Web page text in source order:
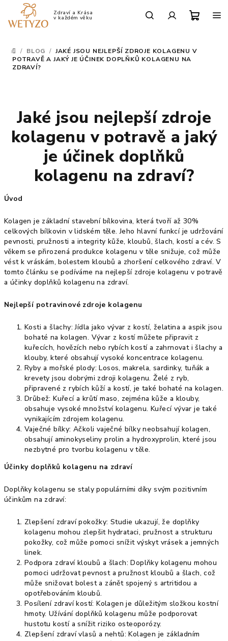
obsah
DOMŮ
/ BLOG / JAKÉ JSOU NEJLEPŠÍ ZDROJE KOLAGENU V
POTRAVĚ A JAKÝ JE ÚČINEK DOPLŇKŮ KOLAGENU NA
ZDRAVÍ?
Jaké jsou nejlepší zdroje
kolagenu v potravě a jaký
je účinek doplňků
kolagenu na zdraví?
Úvod
Kolagen je základní stavební bílkovina, která tvoří až 30%
celkových bílkovin v lidském těle. Jeho hlavní funkcí je udržování
pevnosti, pružnosti a integrity kůže, kloubů, šlach, kostí a cév. S
věkem se přirozená produkce kolagenu v těle snižuje, což může
vést k vráskám, bolestem kloubů a zhoršení celkového zdraví. V
tomto článku se podíváme na nejlepší zdroje kolagenu v potravě
a účinky doplňků kolagenu na zdraví.
Nejlepší potravinové zdroje kolagenu
Kosti a šlachy: Jídla jako vývar z kostí, želatina a aspik jsou
bohaté na kolagen. Vývar z kostí můžete připravit z
kuřecích, hovězích nebo rybích kostí a zahrnovat i šlachy a
klouby, které obsahují vysoké koncentrace kolagenu.
Ryby a mořské plody: Losos, makrela, sardinky, tuňák a
krevety jsou dobrými zdroji kolagenu. Želé z ryb,
připravené z rybích kůží a kostí, je také bohaté na kolagen.
Drůbež: Kuřecí a krůtí maso, zejména kůže a klouby,
obsahuje vysoké množství kolagenu. Kuřecí vývar je také
vynikajícím zdrojem kolagenu.
Vaječné bílky: Ačkoli vaječné bílky neobsahují kolagen,
obsahují aminokyseliny prolin a hydroxyprolin, které jsou
nezbytné pro tvorbu kolagenu v těle.
Účinky doplňků kolagenu na zdraví
Doplňky kolagenu se staly populárními díky svým pozitivním
účinkům na zdraví:
Zlepšení zdraví pokožky: Studie ukazují, že doplňky
kolagenu mohou zlepšit hydrataci, pružnost a strukturu
pokožky, což může pomoci snížit výskyt vrásek a jemných
linek.
Podpora zdraví kloubů a šlach: Doplňky kolagenu mohou
pomoci udržovat pevnost a pružnost kloubů a šlach, což
může snižovat bolest a zánět spojený s artritidou a
opotřebováním kloubů.
Posílení zdraví kostí: Kolagen je důležitým složkou kostní
hmoty. Užívání doplňků kolagenu může podporovat
hustotu kostí a snížit riziko osteoporózy.
Zlepšení zdraví vlasů a nehtů: Kolagen je základním